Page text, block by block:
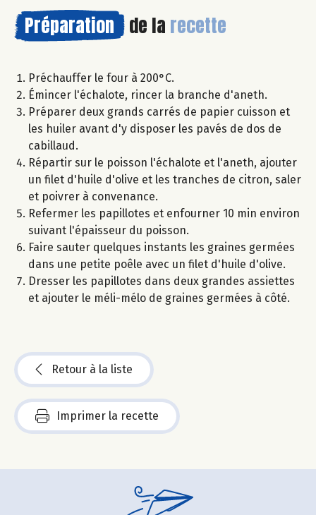
Préparation de la recette
Préchauffer le four à 200°C.
Émincer l'échalote, rincer la branche d'aneth.
Préparer deux grands carrés de papier cuisson et
les huiler avant d'y disposer les pavés de dos de
cabillaud.
Répartir sur le poisson l'échalote et l'aneth, ajouter
un filet d'huile d'olive et les tranches de citron, saler
et poivrer à convenance.
Refermer les papillotes et enfourner 10 min environ
suivant l'épaisseur du poisson.
Faire sauter quelques instants les graines germées
dans une petite poêle avec un filet d'huile d'olive.
Dresser les papillotes dans deux grandes assiettes
et ajouter le méli-mélo de graines germées à côté.
Retour à la liste
Imprimer la recette